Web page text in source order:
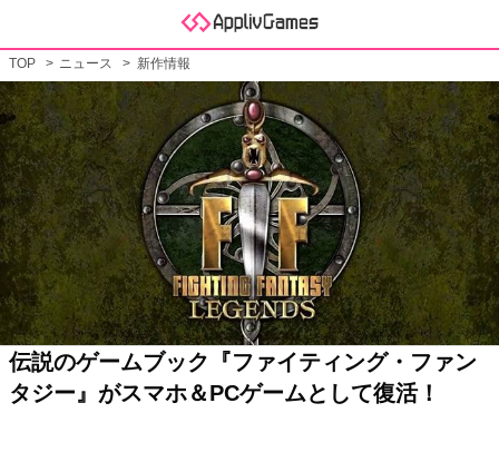
TOP ニュース 新作情報
伝説のゲームブック『ファイティング・ファン
タジー』がスマホ＆PCゲームとして復活！